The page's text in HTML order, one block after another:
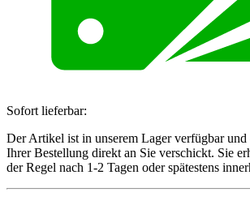
Sofort lieferbar:
Der Artikel ist in unserem Lager verfügbar
Ihrer Bestellung direkt an Sie verschickt. Sie
der Regel nach 1-2 Tagen oder spätestens